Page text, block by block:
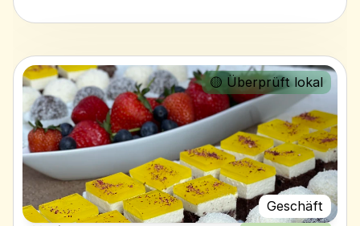
Geschäft
🟡 Überprüft lokal